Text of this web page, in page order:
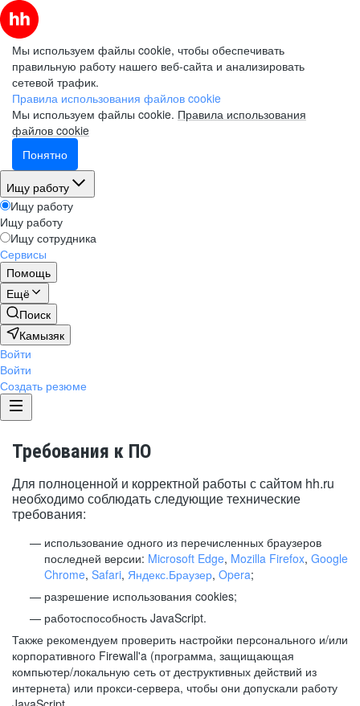
Мы используем файлы cookie, чтобы обеспечивать
правильную работу нашего веб-сайта и анализировать
сетевой трафик.
Правила использования файлов cookie
Мы используем файлы cookie. Правила использования
файлов cookie
Понятно
Ищу работу
Ищу работу
Ищу работу
Ищу сотрудника
Сервисы
Помощь
Ещё
Поиск
Камызяк
Войти
Войти
Создать резюме
Требования к ПО
Для полноценной и корректной работы с сайтом hh.ru
необходимо соблюдать следующие технические
требования:
использование одного из перечисленных браузеров
последней версии: Microsoft Edge, Mozilla Firefox, Google
Chrome, Safari, Яндекс.Браузер, Opera;
разрешение использования cookies;
работоспособность JavaScript.
Также рекомендуем проверить настройки персонального и/или
корпоративного Firewall'a (программа, защищающая
компьютер/локальную сеть от деструктивных действий из
интернета) или прокси-сервера, чтобы они допускали работу